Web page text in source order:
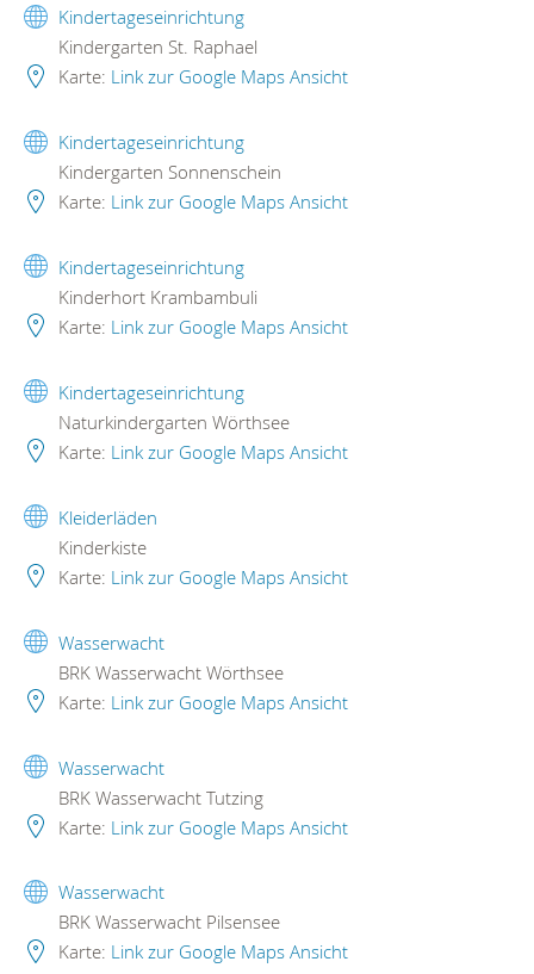
Kindertageseinrichtung
Kindergarten St. Raphael
Karte: Link zur Google Maps Ansicht
Kindertageseinrichtung
Kindergarten Sonnenschein
Karte: Link zur Google Maps Ansicht
Kindertageseinrichtung
Kinderhort Krambambuli
Karte: Link zur Google Maps Ansicht
Kindertageseinrichtung
Naturkindergarten Wörthsee
Karte: Link zur Google Maps Ansicht
Kleiderläden
Kinderkiste
Karte: Link zur Google Maps Ansicht
Wasserwacht
BRK Wasserwacht Wörthsee
Karte: Link zur Google Maps Ansicht
Wasserwacht
BRK Wasserwacht Tutzing
Karte: Link zur Google Maps Ansicht
Wasserwacht
BRK Wasserwacht Pilsensee
Karte: Link zur Google Maps Ansicht